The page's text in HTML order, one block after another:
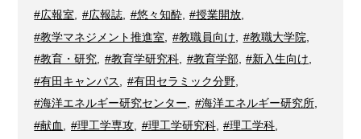
#広報室
#広報誌, #悠々知酔, #授業開放
#教学マネジメント推進室
#教職員向け #教職大学院
#教育・研究
#教育学研究科, #教育学部, #新入生向け
#有田キャンパス
#有田セラミック分野,
#海洋エネルギー研究センター, #海洋エネルギー研究所,
#献血
#理工学専攻, #理工学研究科, #理工学科